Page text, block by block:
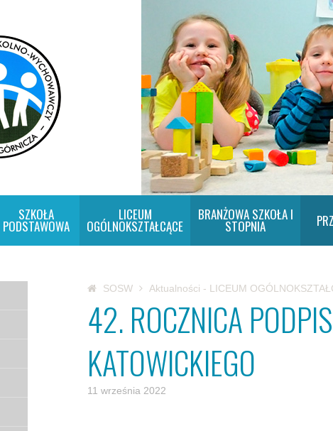
SZKOŁA
PODSTAWOWA
LICEUM
OGÓLNOKSZTAŁCĄCE
BRANŻOWA SZKOŁA I
STOPNIA
SOSW Aktualności - LICEUM
42. ROCZNICA
KATOWICKIEGO
11 września 2022